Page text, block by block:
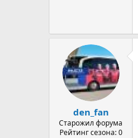
den_fan
Старожил форума
Рейтинг сезона: 0